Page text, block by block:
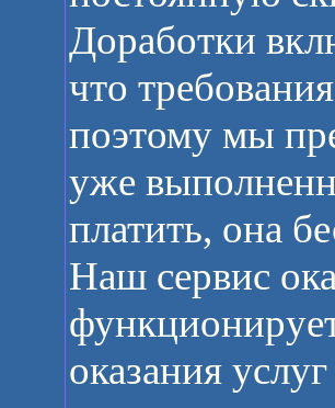
Доработки
что
поэтому мы
уже
платить, она
Наш сервис
оказания